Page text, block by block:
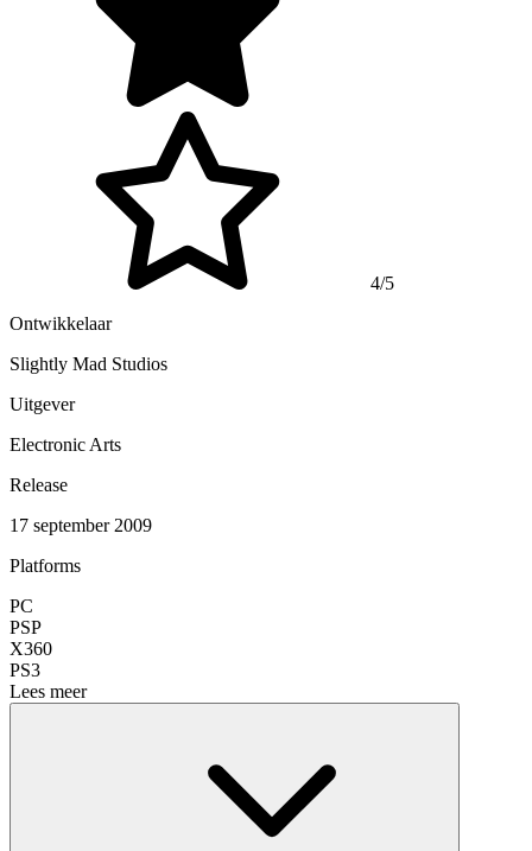
4/5
Ontwikkelaar
Slightly Mad Studios
Uitgever
Electronic Arts
Release
17 september 2009
Platforms
PC
PSP
X360
PS3
Lees meer